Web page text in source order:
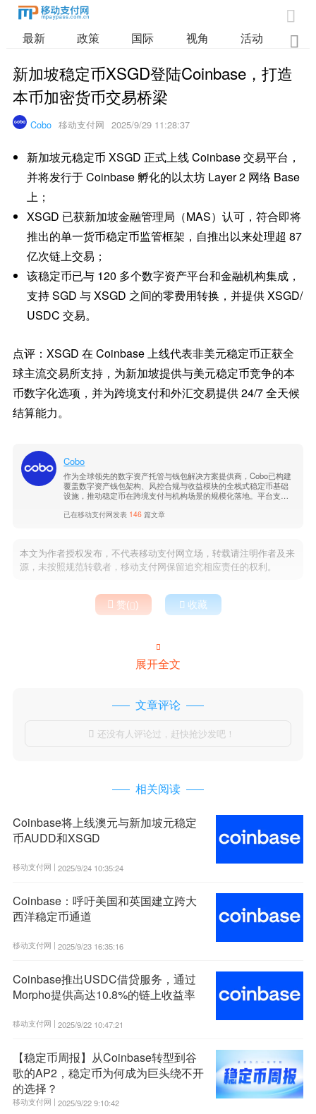

最新 政策 国际 视角 活动 业

新加坡稳定币XSGD登陆Coinbase，打造
本币加密货币交易桥梁
Cobo 移动支付网 2025/9/29 11:28:37
新加坡元稳定币 XSGD 正式上线 Coinbase 交易平台，
并将发行于 Coinbase 孵化的以太坊 Layer 2 网络 Base
上；
XSGD 已获新加坡金融管理局（MAS）认可，符合即将
推出的单一货币稳定币监管框架，自推出以来处理超 87
亿次链上交易；
该稳定币已与 120 多个数字资产平台和金融机构集成，
支持 SGD 与 XSGD 之间的零费用转换，并提供 XSGD/
USDC 交易。
点评：XSGD 在 Coinbase 上线代表非美元稳定币正获全
球主流交易所支持，为新加坡提供与美元稳定币竞争的本
币数字化选项，并为跨境支付和外汇交易提供 24/7 全天候
结算能力。
Cobo
作为全球领先的数字资产托管与钱包解决方案提供商，Cobo已构建
覆盖数字资产钱包架构、风控合规与收益模块的全栈式稳定币基础
设施，推动稳定币在跨境支付与机构场景的规模化落地。平台支持
obo官网。
已在移动支付网发表 146 篇文章
本文为作者授权发布，不代表移动支付网立场，转载请注明作者及来
源，未按照规范转载者，移动支付网保留追究相应责任的权利。
 赞()  收藏

展开全文
文章评论
 还没有人评论过，赶快抢沙发吧！
相关阅读
Coinbase将上线澳元与新加坡元稳定
币AUDD和XSGD
移动支付网 | 2025/9/24 10:35:24
Coinbase：呼吁美国和英国建立跨大
西洋稳定币通道
移动支付网 | 2025/9/23 16:35:16
Coinbase推出USDC借贷服务，通过
Morpho提供高达10.8%的链上收益率
移动支付网 | 2025/9/22 10:47:21
【稳定币周报】从Coinbase转型到谷
歌的AP2，稳定币为何成为巨头绕不开
的选择？
移动支付网 | 2025/9/22 9:10:42